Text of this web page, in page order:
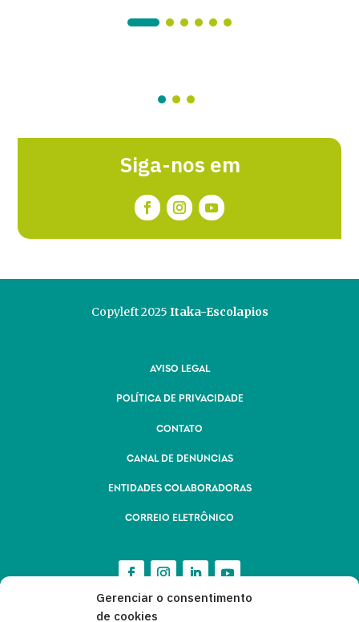
Gerenciar o consentimento
de cookies
Siga-nos em
Copyleft 2025 Itaka-Escolapios
AVISO LEGAL
POLÍTICA DE PRIVACIDADE
CONTATO
CANAL DE DENUNCIAS
ENTIDADES COLABORADORAS
CORREIO ELETRÔNICO